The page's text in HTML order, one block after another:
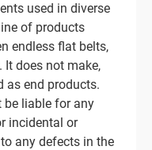
used in diverse
of products
endless flat belts,
It does not make,
as end products.
be liable for any
incidental or
any defects in the